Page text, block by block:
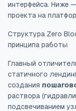
интерфейса. Ниже
проекта на
Структура Zero
принципа работы
Главный
статичного
создания
раствора
подсвечиванием